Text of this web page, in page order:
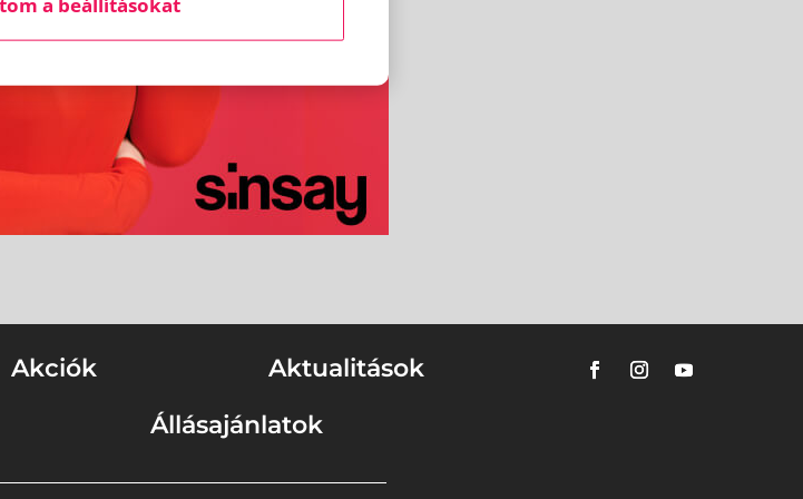
Akciók
Aktualitások
Állásajánlatok